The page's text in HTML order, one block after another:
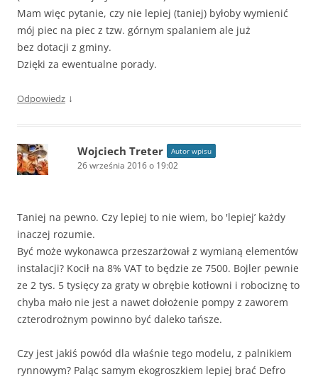
Mam więc pytanie, czy nie lepiej (taniej) byłoby wymienić
mój piec na piec z tzw. górnym spalaniem ale już
bez dotacji z gminy.
Dzięki za ewentualne porady.
Odpowiedz ↓
Wojciech Treter Autor wpisu
26 września 2016 o 19:02
Taniej na pewno. Czy lepiej to nie wiem, bo 'lepiej’ każdy
inaczej rozumie.
Być może wykonawca przeszarżował z wymianą elementów
instalacji? Kocił na 8% VAT to będzie ze 7500. Bojler pewnie
ze 2 tys. 5 tysięcy za graty w obrębie kotłowni i robociznę to
chyba mało nie jest a nawet dołożenie pompy z zaworem
czterodrożnym powinno być daleko tańsze.
Czy jest jakiś powód dla właśnie tego modelu, z palnikiem
rynnowym? Paląc samym ekogroszkiem lepiej brać Defro